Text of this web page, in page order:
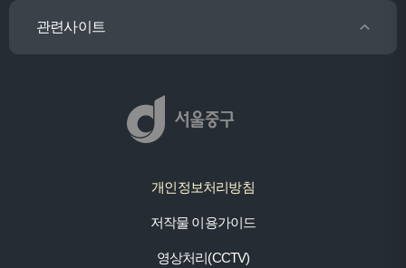
관련사이트
개인정보처리방침
저작물 이용가이드
영상처리(CCTV)